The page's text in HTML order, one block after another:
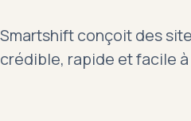
Smartshift conçoit des
crédible, rapide et facile